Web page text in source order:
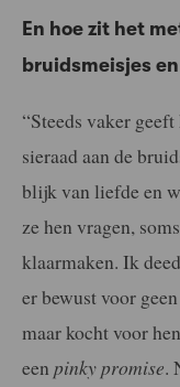
En hoe zit het
bruidsmeisjes
“Steeds vaker
sieraad aan de
blijk van liefde en
ze hen vragen,
klaarmaken. Ik
er bewust voor
maar kocht voor
een pinky promise.